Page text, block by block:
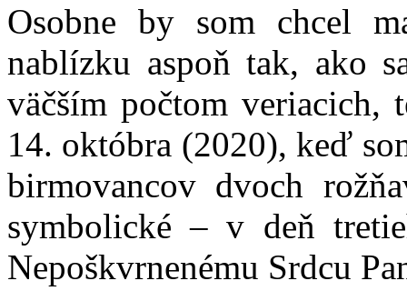
Osobne by som chcel
nablízku aspoň tak, ako
väčším počtom veriacich,
14. októbra (2020), keď
birmovancov dvoch
symbolické – v deň
Nepoškvrnenému Srdcu